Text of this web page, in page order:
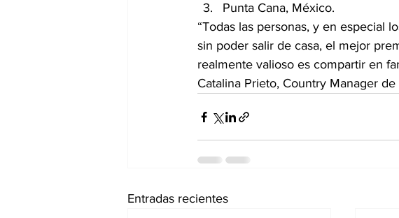
Punta Cana, México.
“Todas las personas, y en especial
sin poder salir de casa, el mejor
realmente valioso es compartir en
Catalina Prieto, Country Manager
Entradas recientes